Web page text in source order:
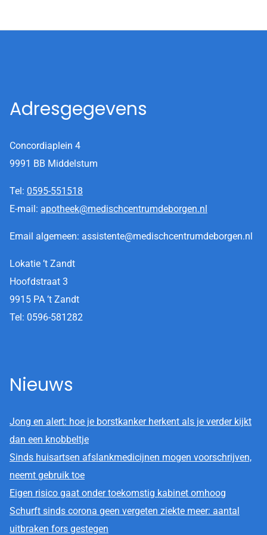
Adresgegevens
Concordiaplein 4
9991 BB Middelstum
Tel: 0595-551518
E-mail: apotheek@medischcentrumdeborgen.nl
Email algemeen: assistente@medischcentrumdeborgen.nl
Lokatie ’t Zandt
Hoofdstraat 3
9915 PA ’t Zandt
Tel: 0596-581282
Nieuws
Jong en alert: hoe je borstkanker herkent als je verder kijkt
dan een knobbeltje
Sinds huisartsen afslankmedicijnen mogen voorschrijven,
neemt gebruik toe
Eigen risico gaat onder toekomstig kabinet omhoog
Schurft sinds corona geen vergeten ziekte meer: aantal
uitbraken fors gestegen